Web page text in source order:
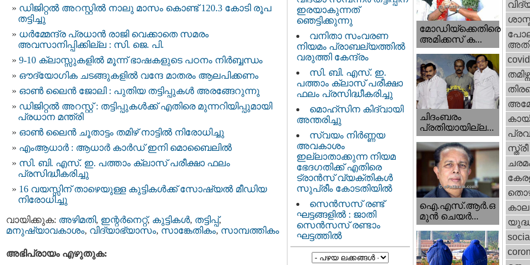
ഡിജിറ്റല്‍ അറസ്റ്റില്‍ നാലു മാസം കൊണ്ട് 120.3 കോടി രൂപ
തട്ടിച്ചു
ധര്‍മ്മേന്ദ്ര പ്രധാൻ രാജി വെക്കാതെ സമരം
അവസാനിപ്പിക്കില്ല : സി. ജെ. പി.
9-10 ക്ലാസ്സുകളിൽ മൂന്ന് ഭാഷകളുടെ പഠനം നിർബ്ബന്ധം
ഔദ്യോഗിക ചടങ്ങുകളില്‍ വന്ദേ മാതരം ആലപിക്കണം
ഓണ്‍ ലൈന്‍ ജോലി : പുതിയ തട്ടിപ്പുകൾ അരങ്ങേറുന്നു
ഡിജിറ്റല്‍ അറസ്റ്റ് : തട്ടിപ്പുകള്‍ക്ക് എതിരെ മുന്നറിയിപ്പുമായി
പ്രധാന മന്ത്രി
ഓണ്‍ ലൈന്‍ ചൂതാട്ടം തമിഴ് നാട്ടില്‍ നിരോധിച്ചു
എംആധാര്‍ : ആധാര്‍ കാര്‍ഡ് ഇനി മൊബൈലില്‍
സി. ബി. എസ്. ഇ. പത്താം ക്ലാസ് പരീക്ഷാ ഫലം
പ്രസിദ്ധീകരിച്ചു
16 വയസ്സിന് താഴെയുള്ള കുട്ടികള്‍ക്ക് സോഷ്യല്‍ മീഡിയ
നിരോധിച്ചു
വായിക്കുക: അഴിമതി, ഇന്റര്‍നെറ്റ്‌, കുട്ടികള്‍, തട്ടിപ്പ്‌,
മനുഷ്യാവകാശം, വിദ്യാഭ്യാസം, സാങ്കേതികം, സാമ്പത്തികം
അഭിപ്രായം എഴുതുക:
ഇരയാകുന്നത്‌
ഞെട്ടിക്കുന്നു
വനിതാ സംവരണ
നിയമം പ്രാബല്യത്തിൽ
വരുത്തി കേന്ദ്രം
സി. ബി. എസ്. ഇ.
പത്താം ക്ലാസ് പരീക്ഷാ
ഫലം പ്രസിദ്ധീകരിച്ചു
മൊഹ്‌സിന കിദ്വായി
അന്തരിച്ചു
സ്വയം നിർണ്ണയ
അവകാശം
ഇല്ലാതാക്കുന്ന നിയമ
ഭേദഗതിക്ക് എതിരെ
ട്രാൻസ് വ്യക്തികൾ
സുപ്രീം കോടതിയിൽ
സെന്‍സസ് രണ്ട്
ഘട്ടങ്ങളിൽ : ജാതി
സെന്‍സസ് രണ്ടാം
ഘട്ടത്തിൽ
മോഡിയ്ക്കെതിരെ
അമിക്കസ് ക...
ചിദംബരം
പ്രതിയായില്ല...
ഐ.എസ്.ആര്‍.ഒ
മുന്‍ ചെയര്‍...